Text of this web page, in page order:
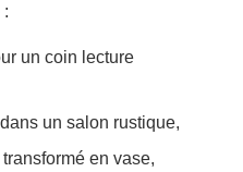
:
un coin lecture
un salon rustique,
en vase,